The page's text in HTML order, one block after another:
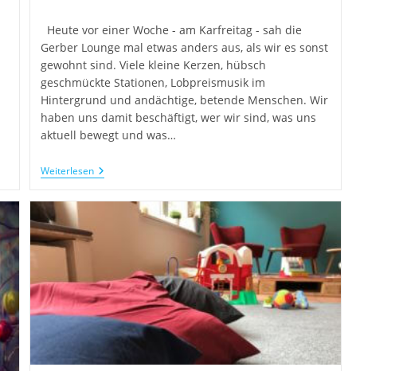
Heute vor einer Woche - am Karfreitag - sah die
Gerber Lounge mal etwas anders aus, als wir es sonst
gewohnt sind. Viele kleine Kerzen, hübsch
geschmückte Stationen, Lobpreismusik im
Hintergrund und andächtige, betende Menschen. Wir
haben uns damit beschäftigt, wer wir sind, was uns
aktuell bewegt und was…
Weiterlesen